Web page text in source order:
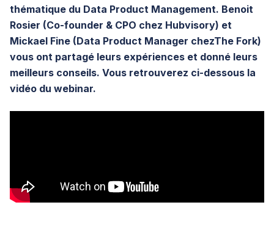
thématique du Data Product Management. Benoit
Rosier (Co-founder & CPO chez Hubvisory) et
Mickael Fine (Data Product Manager chezThe Fork)
vous ont partagé leurs expériences et donné leurs
meilleurs conseils. Vous retrouverez ci-dessous la
vidéo du webinar.